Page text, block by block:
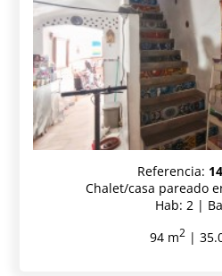
Referencia:
Chalet/casa pareado
Hab: 2 |
94 m2 |